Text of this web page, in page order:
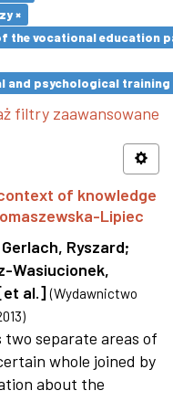
×
the vocational education
and psychological
filtry zaawansowane
of knowledge
Lipiec
Gerlach, Ryszard;
Wasiucionek,
al.] (Wydawnictwo
)
two separate areas of
whole joined by
about the